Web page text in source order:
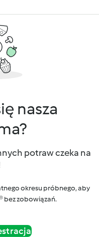
nasza
potraw czeka na
okresu próbnego, aby
bez zobowiązań.